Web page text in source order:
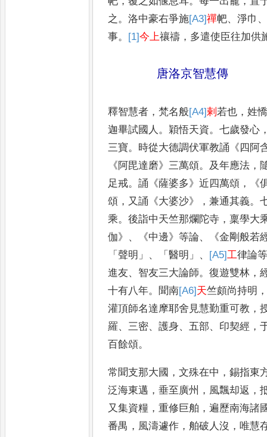
之。洛中豪右爭施[A3]禪帊、淨巾
事。 [1]今上禳禱 ， 多遣使臣往加供
唐洛京智慧傳
釋智慧者 ，梵名般[A4]剌 若也 ，姓
迦畢試國人 。 穎悟天資。七歲發心
三寶。 時從大德調伏軍教誦 《四阿
《阿毘達磨》 三萬頌。 及年應法 ，
足戒。誦 《薩婆多》近四萬頌 ，《
頌 ， 又誦 《大婆沙》，兼通其義。
乘。後詣中天竺那爛陀寺 ，稟學大
伽》、《中邊》等論、《金剛般若
「聲明 」、「醫明 」、 [A5]工律論
進友、 智友三大論師。復遊雙林 ，
十有八年。 聞南[A6]天竺頗尚持明
灌頂師名達摩耶舍見慧勤重可教 ，
羅、 三密、護身、 五部、 印契經 ，
百餘頌。
常聞支那大國 ，文殊在中 ，錫指東
泛海東邁 ，垂至廣州 ， 風飄却返 ，
又集資糧 ，重修巨舶 ，遍歷南海諸
番禺 ， 風濤遽作 ，舶破人沒 ， 唯慧